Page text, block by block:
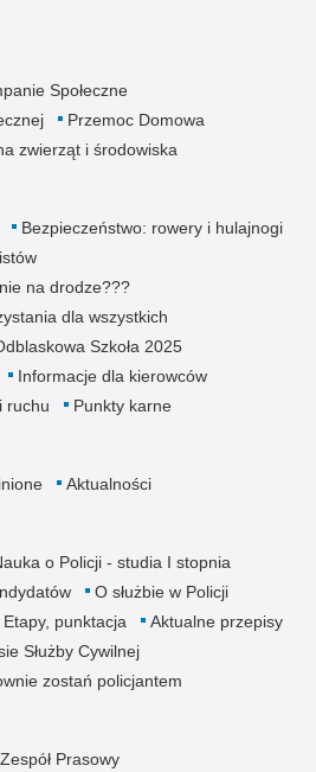
Społeczne
Przemoc Domowa
zwierząt i środowiska
Bezpieczeństwo: rowery i hulajnogi
na drodze???
dla wszystkich
Szkoła 2025
Informacje dla kierowców
ruchu
Punkty karne
Aktualności
o Policji - studia I stopnia
O służbie w Policji
Etapy, punktacja
Aktualne przepisy
Służby Cywilnej
zostań policjantem
Zespół Prasowy